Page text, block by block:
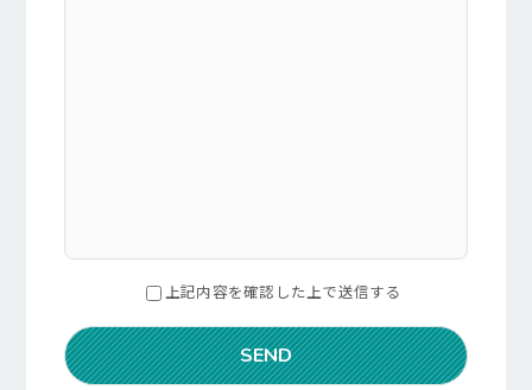
上記内容を確認した上で送信する